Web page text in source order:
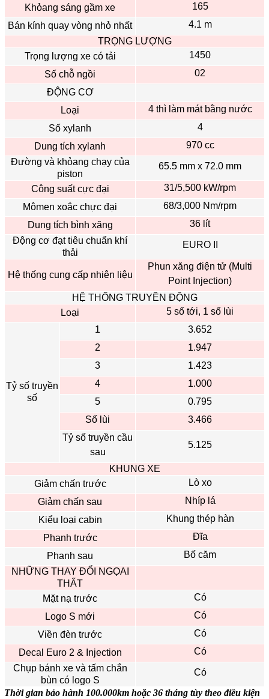
Khỏang sáng gầm xe
165
Bán kính quay vòng nhỏ nhất
4.1 m
TRỌNG LƯỢNG
Trọng lượng xe có tải
1450
Số chỗ ngồi
02
ĐỘNG CƠ
Loại
4 thì làm mát bằng nước
Số xylanh
4
Dung tích xylanh
970 cc
Đường và khỏang chạy của
piston
65.5 mm x 72.0 mm
Công suất cực đại
31/5,500 kW/rpm
Mômen xoắc chực đại
68/3,000 Nm/rpm
Dung tích bình xăng
36 lít
Động cơ đạt tiêu chuẩn khí
thải
EURO II
Hệ thống cung cấp nhiên liệu
Phun xăng điện tử (Multi
Point Injection)
HỆ THỐNG TRUYỀN ĐỘNG
Loại
5 số tới, 1 số lùi
Tỷ số truyền
số
1
3.652
2
1.947
3
1.423
4
1.000
5
0.795
Số lùi
3.466
Tỷ số truyền cầu
sau
5.125
KHUNG XE
Giảm chấn trước
Lò xo
Giảm chấn sau
Nhíp lá
Kiểu loại cabin
Khung thép hàn
Phanh trước
Đĩa
Phanh sau
Bố căm
NHỮNG THAY ĐỔI NGỌAI
THẤT
Mặt nạ trước
Có
Logo S mới
Có
Viền đèn trước
Có
Decal Euro 2 & Injection
Có
Chụp bánh xe và tấm chắn
bùn có logo S
Có
Thời gian bảo hành 100.000km hoặc 36 tháng tùy theo điều kiện